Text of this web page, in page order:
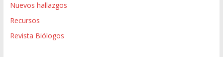
Nuevos hallazgos
Recursos
Revista Biólogos